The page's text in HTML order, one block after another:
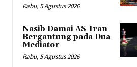
Rabu, 5 Agustus 2026
Nasib Damai AS-Iran
Bergantung pada Dua
Mediator
Rabu, 5 Agustus 2026